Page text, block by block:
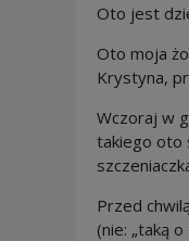
Oto jest
Oto moja
Krystyna,
Wczoraj w
takiego oto
Przed
(nie: „taką